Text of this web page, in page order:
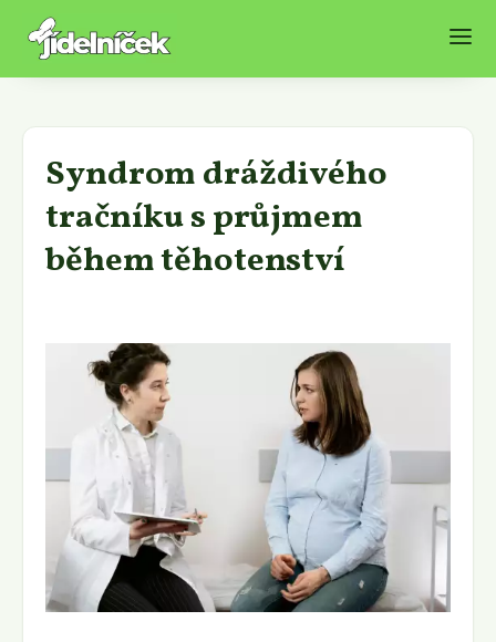
Syndrom dráždivého
tračníku s průjmem
během těhotenství